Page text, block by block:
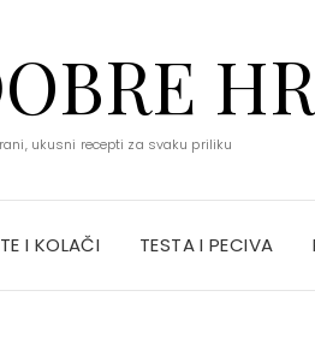
ukusni recepti za svaku priliku
I KOLAČI TESTA I PECIVA